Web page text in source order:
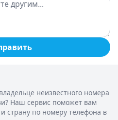
неизвестного номера
Наш сервис поможет вам
страну по номеру телефона в